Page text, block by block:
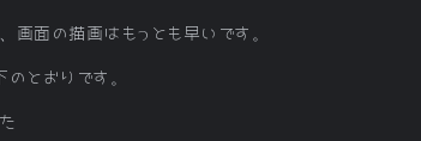
面の描画はもっとも早いです。
とおりです。